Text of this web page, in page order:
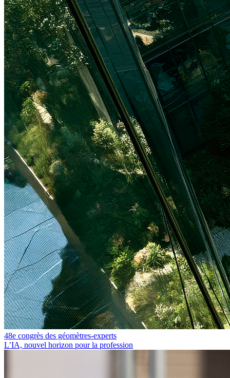
48e congrès des géomètres-experts
L’IA, nouvel horizon pour la profession